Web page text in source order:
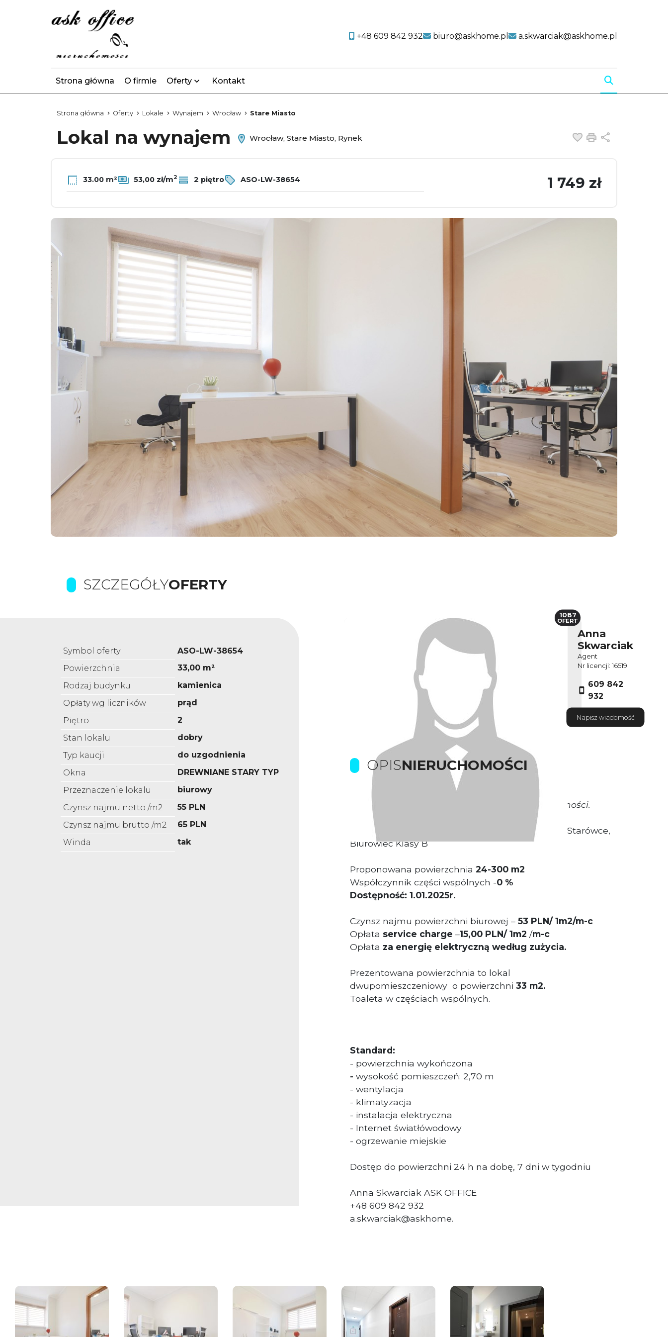
+48 609 842 932 biuro@askhome.pl a.skwarciak@askhome.pl
Strona główna O firmie Oferty Kontakt
Strona główna Oferty Lokale Wynajem Wrocław Stare Miasto
Lokal na wynajem Wrocław, Stare Miasto, Rynek Dodaj do
Drukuj
33.00 m² 53,00 zł/m2 2 piętro ASO-LW-38654 1 749 zł
SZCZEGÓŁYOFERTY
Symbol oferty
ASO-LW-38654
Powierzchnia
33,00 m²
Rodzaj budynku
kamienica
Opłaty wg liczników
prąd
Piętro
2
Stan lokalu
dobry
Typ kaucji
do uzgodnienia
Okna
DREWNIANE STARY TYP
Przeznaczenie lokalu
biurowy
Czynsz najmu netto /m2
55 PLN
Czynsz najmu brutto /m2
65 PLN
Winda
tak
Anna
Skwarciak
Agent
Nr licencji: 16519
609 842
932
Napisz wiadomość
1087
OFERT
OPISNIERUCHOMOŚCI
Prowizje dla biura pokrywa Właściciel nieruchomości.
Kompleks biurowy usytuowany na wrocławskiej Starówce,
Biurowiec Klasy B
Proponowana powierzchnia 24-300 m2
Współczynnik części wspólnych -0 %
Dostępność: 1.01.2025r.
Czynsz najmu powierzchni biurowej – 53 PLN/ 1m2/m-c
Opłata service charge –15,00 PLN/ 1m2 /m-c
Opłata za energię elektryczną według zużycia.
Prezentowana powierzchnia to lokal
dwupomieszczeniowy o powierzchni 33 m2.
Toaleta w częściach wspólnych.
Standard:
- powierzchnia wykończona
- wysokość pomieszczeń: 2,70 m
- wentylacja
- klimatyzacja
- instalacja elektryczna
- Internet światłówodowy
- ogrzewanie miejskie
Dostęp do powierzchni 24 h na dobę, 7 dni w tygodniu
Anna Skwarciak ASK OFFICE
+48 609 842 932
a.skwarciak@askhome.